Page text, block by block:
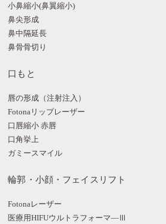
小鼻縮小(鼻翼縮小)
鼻尖形成
鼻中隔延長
鼻骨骨切り
口もと
唇の形成（注射注入）
Fotonaリップレーザー
口唇縮小 赤唇
口角挙上
ガミースマイル
輪郭・小顔・フェイスリフト
Fotonaレーザー
医療用HIFUウルトラフォーマ―Ⅲ